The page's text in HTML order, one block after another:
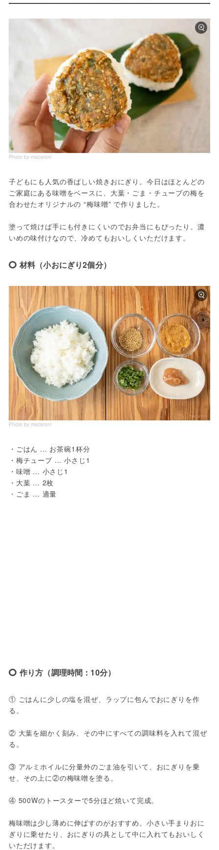
Photo by macaroni
子どもにも人気の香ばしい焼きおにぎり。今日はほとんどの
ご家庭にある味噌をベースに、大葉・ごま・チューブの梅を
合わせたオリジナルの “梅味噌” で作りました。
塗って焼けば手にも付きにくいのでお弁当にもぴったり。濃
いめの味付けなので、冷めてもおいしくいただけます。
材料（小おにぎり2個分）
Photo by macaroni
・ごはん ... お茶碗1杯分
・梅チューブ ... 小さじ1
・味噌 ... 小さじ1
・大葉 ... 2枚
作り方（調理時間：10分）
① ごはんに少しの塩を混ぜ、ラップに包んでおにぎりを作
る。
② 大葉を細かく刻み、その中にすべての調味料を入れて混ぜ
る。
③ アルミホイルに分量外のごま油を引いて、おにぎりを乗
せ、その上に②の梅味噌を塗る。
④ 500Wのトースターで5分ほど焼いて完成。
梅味噌は少し薄めに伸ばすのがおすすめ。小さい手まりおに
ぎりに乗せたり、おにぎりの具として中に入れてもおいしく
いただけます。